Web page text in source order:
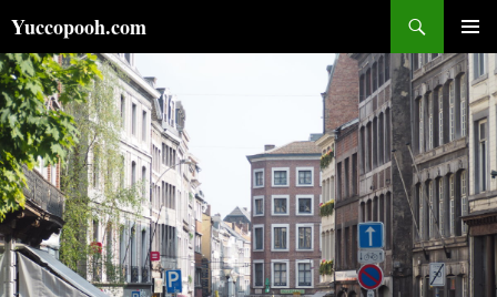
ン
テ
ン
ツ
へ
ス
キ
ッ
プ
Yuccopooh.com
索
メインメ
ニュー